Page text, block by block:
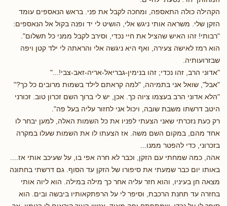
הקהילה כולה התאספה, ומחכה לקבל את פני. בראש הנאספים עומד
הזקן שלי. משראה אותי ניגש אלי, הושיט לי יד ופנה בקול אל הנאספים:
"רבותי! זהו האיש שהציל את חיי נכדי, וסירב לקבל ממני כל תשלום".
הוא רמז לאישה צעירה, ואף היא ניגשה אלי והראתה לי ילד קטן ויפה
שבזרועותיה.
"אדוני הרב, זהו נכדי; זהו בנימין-גבריאל-אריה-זאב-צבי!..."
"אבל", שואל אני בתמיהה, "למה קראתם לילד בשמות מרובים כל כך?"
"הלא אדוני הרב בעצמו ציוה כך. אכן, יש לי ברוך השם זכרון טוב. זכורני
היטב דרשתו משבת שובה, ויכול אני לחזור עליה בעל פה".
רק כעת נזכרתי שאני הצעתי לפניו את כל השמות האלה, למען יבחר לו
אחד מהם, במקום השם משה. אז הצעתו לו את השמות שעלו במקרה
בזכרוני, כדי להפטר ממנו...
אהה, כמה שמחתי עם הזקן, וכבר לא חרה אפי בו, על שעיכב אותי אז....
באותו יום כבר שמעתי את סיפורו של הזקן עד הסוף. גם דרשתי בחתונה
מצאה חן בעיניו, והוא חזר עליה אחר כך מילה במילה. הוא ליוה אותי
בחזרה עד תחנת הרכבת, וסיפר לי על הרפתקאותיו ביבשה ובים. הוא